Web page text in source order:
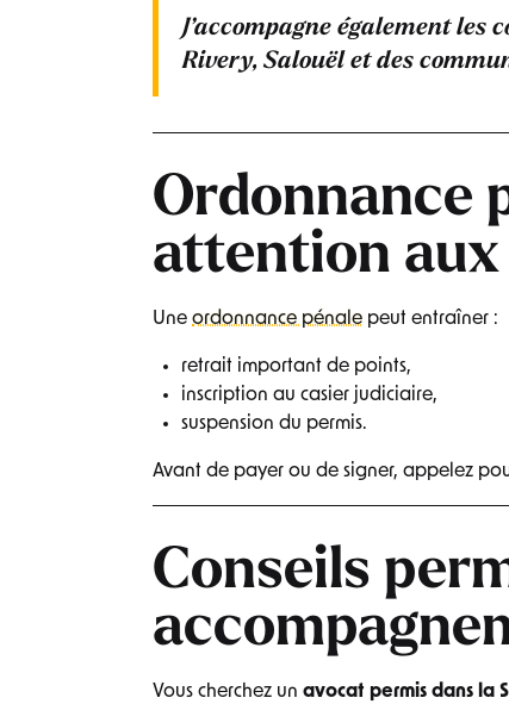
J’accompagne également les
Rivery, Salouël et des
Ordonnance
attention aux
Une ordonnance pénale peut entraîner :
retrait important de points,
inscription au casier judiciaire,
suspension du permis.
Avant de payer ou de signer, appelez
Conseils
Vous cherchez un avocat permis dans la